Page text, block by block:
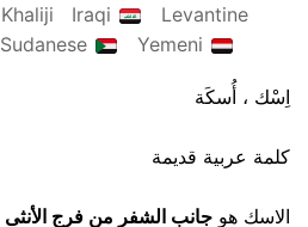
Khaliji Iraqi
Levantine
Sudanese Yemeni
اِسْك ، أُسكَة
كلمة عربية قديمة
الاسك هو جانب الشفر من فرج الأنثى